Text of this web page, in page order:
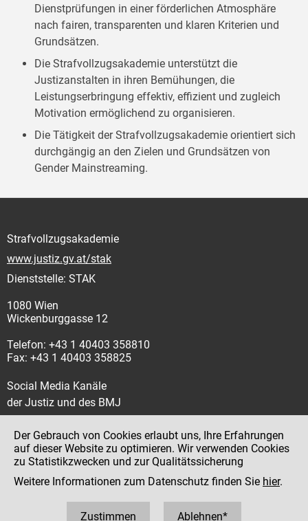
Dienstprüfungen in einer förderlichen Atmosphäre
nach fairen, transparenten und klaren Kriterien und
Grundsätzen.
Die Strafvollzugsakademie unterstützt die
Justizanstalten in ihren Bemühungen, die
Leistungserbringung effektiv, effizient und zugleich
Motivation ermöglichend zu organisieren.
Die Tätigkeit der Strafvollzugsakademie orientiert sich
durchgängig an den Zielen und Grundsätzen von
Gender Mainstreaming.
Strafvollzugsakademie
www.justiz.gv.at/stak
Dienststelle: STAK
1080 Wien
Wickenburggasse 12
Telefon: +43 1 40403 358810
Fax: +43 1 40403 358825
Social Media Kanäle
der Justiz und des BMJ
Impressum
Datenschutz
Der Gebrauch von Cookies erlaubt uns, Ihre Erfahrungen
auf dieser Website zu optimieren. Wir verwenden Cookies
zu Statistikzwecken und zur Qualitätssicherung
Weitere Informationen zum Datenschutz finden Sie hier.
Zustimmen Ablehnen*